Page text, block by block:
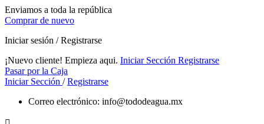
Enviamos a toda la república
Comprar de nuevo
Iniciar sesión / Registrarse
¡Nuevo cliente! Empieza aqui. Iniciar Sección Registrarse
Pasar por la Caja
Iniciar Sección /Registrarse
Correo electrónico: info@tododeagua.mx